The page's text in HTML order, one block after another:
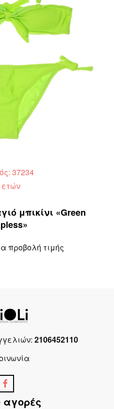
37234
ετών
μπικίνι «Green
προβολή τιμής
2106452110
αγορές